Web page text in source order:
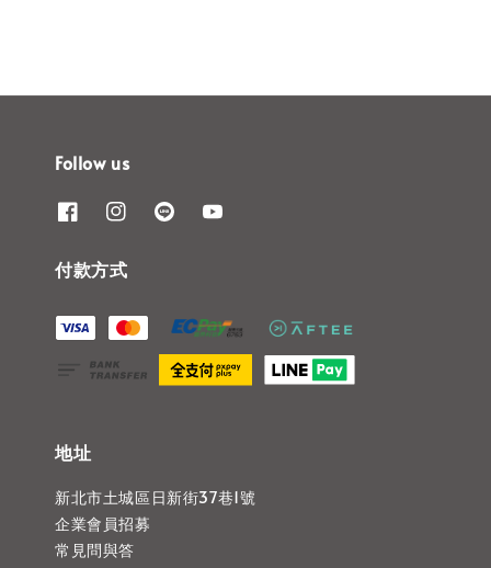
Follow us
付款方式
地址
新北市土城區日新街37巷1號
企業會員招募
常見問與答